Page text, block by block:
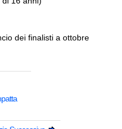
dei finalisti a ottobre